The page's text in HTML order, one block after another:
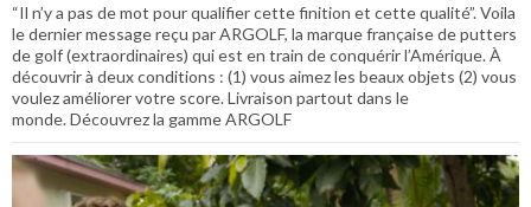
“Il n’y a pas de mot pour qualifier cette finition et cette qualité”. Voila
le dernier message reçu par ARGOLF, la marque française de putters
de golf (extraordinaires) qui est en train de conquérir l’Amérique. À
découvrir à deux conditions : (1) vous aimez les beaux objets (2) vous
voulez améliorer votre score. Livraison partout dans le
monde. Découvrez la gamme ARGOLF